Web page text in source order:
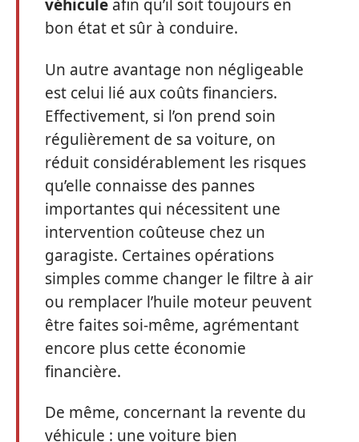
véhicule afin qu’il soit toujours en
bon état et sûr à conduire.
Un autre avantage non négligeable
est celui lié aux coûts financiers.
Effectivement, si l’on prend soin
régulièrement de sa voiture, on
réduit considérablement les risques
qu’elle connaisse des pannes
importantes qui nécessitent une
intervention coûteuse chez un
garagiste. Certaines opérations
simples comme changer le filtre à air
ou remplacer l’huile moteur peuvent
être faites soi-même, agrémentant
encore plus cette économie
financière.
De même, concernant la revente du
véhicule : une voiture bien